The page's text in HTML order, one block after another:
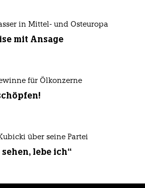
in Mittel- und Osteuropa
mit Ansage
für Ölkonzerne
über seine Partei
sehen, lebe ich“